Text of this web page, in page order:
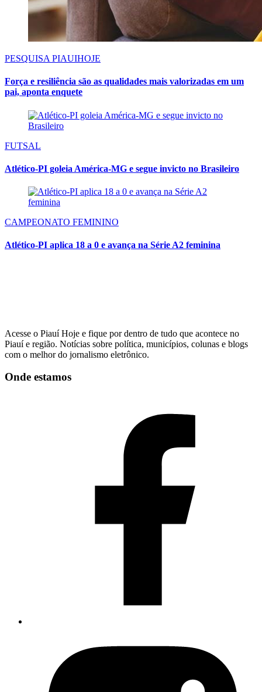
PESQUISA PIAUIHOJE
Força e resiliência são as qualidades mais valorizadas em um
pai, aponta enquete
FUTSAL
Atlético-PI goleia América-MG e segue invicto no Brasileiro
CAMPEONATO FEMININO
Atlético-PI aplica 18 a 0 e avança na Série A2 feminina
Acesse o Piauí Hoje e fique por dentro de tudo que acontece no
Piauí e região. Notícias sobre política, municípios, colunas e blogs
com o melhor do jornalismo eletrônico.
Onde estamos